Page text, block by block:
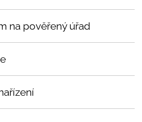
na pověřený úřad